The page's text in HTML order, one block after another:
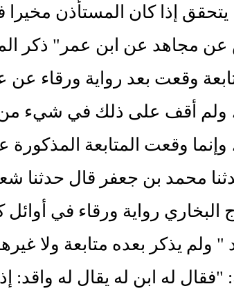
يتحقق إذا كان المستأذن
مجاهد عن ابن عمر" ذكر
وقعت بعد رواية ورقاء
ولم أقف على ذلك في شيء من
وإنما وقعت المتابعة
محمد بن جعفر قال حدثنا
البخاري رواية ورقاء في أوائل
ولم يذكر بعده متابعة ولا
"فقال له ابن له يقال له